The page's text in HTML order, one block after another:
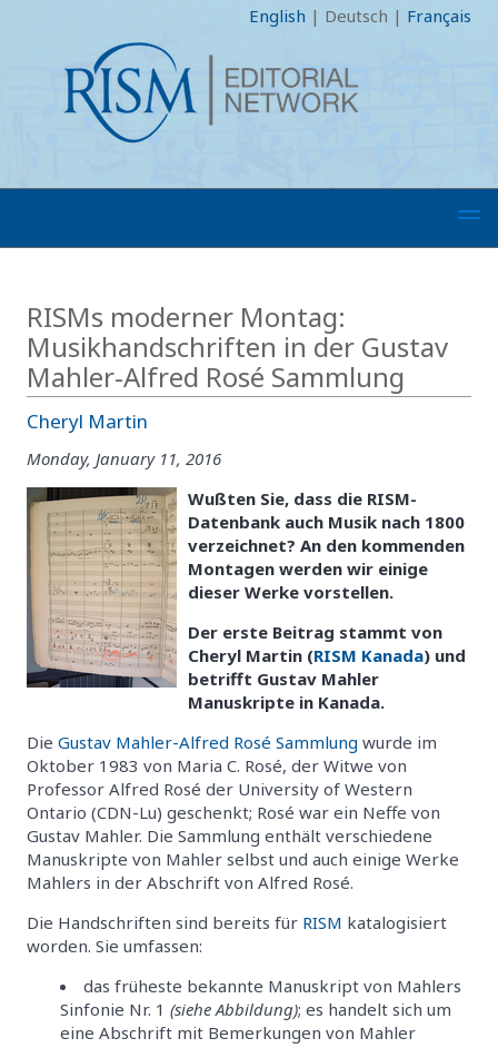
English | Deutsch | Français
RISMs moderner Montag:
Musikhandschriften in der Gustav
Mahler-Alfred Rosé Sammlung
Cheryl Martin
Monday, January 11, 2016
Wußten Sie, dass die RISM-
Datenbank auch Musik nach 1800
verzeichnet? An den kommenden
Montagen werden wir einige
dieser Werke vorstellen.
Der erste Beitrag stammt von
Cheryl Martin (RISM Kanada) und
betrifft Gustav Mahler
Manuskripte in Kanada.
Die Gustav Mahler-Alfred Rosé Sammlung wurde im
Oktober 1983 von Maria C. Rosé, der Witwe von
Professor Alfred Rosé der University of Western
Ontario (CDN-Lu) geschenkt; Rosé war ein Neffe von
Gustav Mahler. Die Sammlung enthält verschiedene
Manuskripte von Mahler selbst und auch einige Werke
Mahlers in der Abschrift von Alfred Rosé.
Die Handschriften sind bereits für RISM katalogisiert
worden. Sie umfassen:
das früheste bekannte Manuskript von Mahlers
Sinfonie Nr. 1 (siehe Abbildung); es handelt sich um
eine Abschrift mit Bemerkungen von Mahler